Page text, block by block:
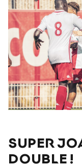
SUPER
DOUBLE !